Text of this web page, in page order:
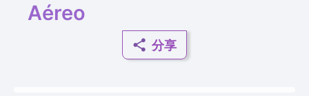
Aéreo
分享